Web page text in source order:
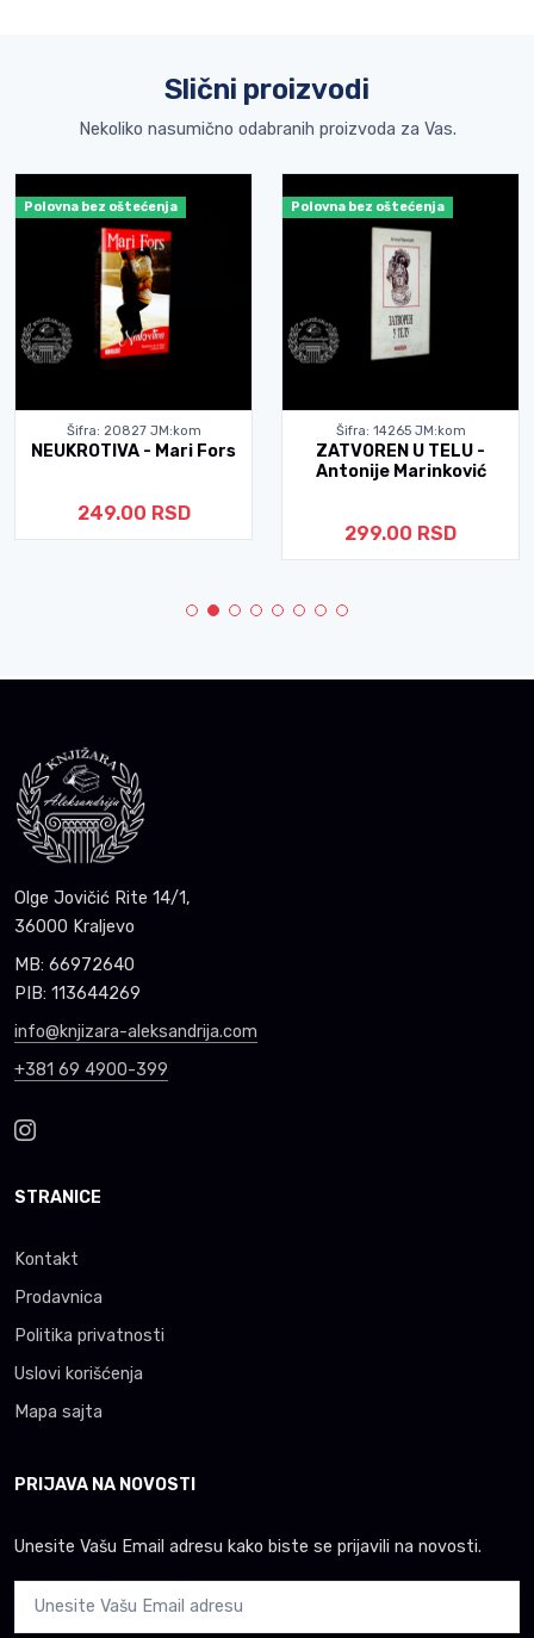
Slični proizvodi
Nekoliko nasumično odabranih proizvoda za Vas.
Polovna bez oštećenja
Šifra: 20827 JM:kom
NEUKROTIVA - Mari Fors
249.00 RSD
Polovna bez oštećenja
Šifra: 14265 JM:kom
ZATVOREN U TELU -
Antonije Marinković
299.00 RSD
Olge Jovičić Rite 14/1,
36000 Kraljevo
MB: 66972640
PIB: 113644269
info@knjizara-aleksandrija.com
+381 69 4900-399
STRANICE
Kontakt
Prodavnica
Politika privatnosti
Uslovi korišćenja
Mapa sajta
PRIJAVA NA NOVOSTI
Unesite Vašu Email adresu kako biste se prijavili na novosti.